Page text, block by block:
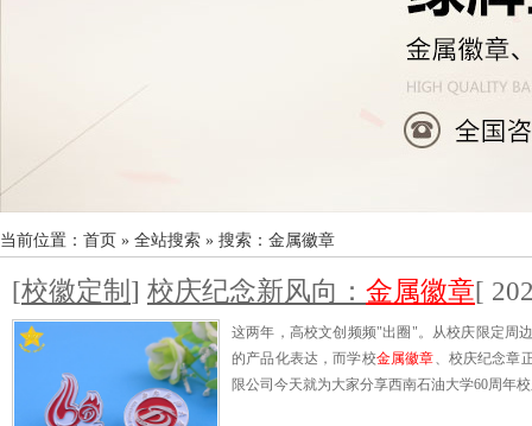
当前位置： 首页 » 全站搜索 » 搜索：金属徽章
[校徽定制 ] 校庆纪念新风向： 金属徽章[
这两年，高校文创频频"出圈"。从校庆限定周
的产品化表达，而学校金属徽章、校庆纪念章
限公司今天就为大家分享西南石油大学60周年